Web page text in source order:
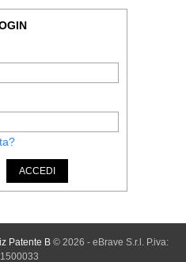
ACCEDI
Patente B© 2026 - eBrave S.r.l. P.iva: